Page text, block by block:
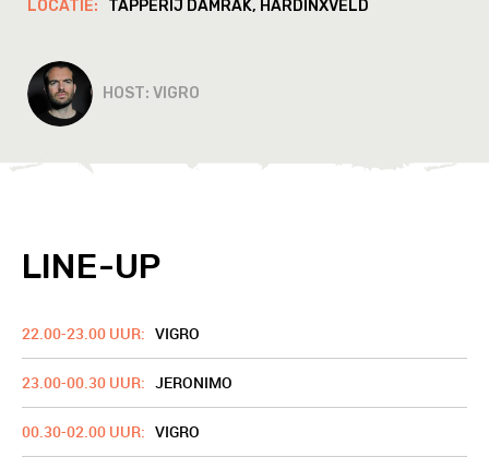
LOCATIE: TAPPERIJ DAMRAK, HARDINXVELD
HOST: VIGRO
LINE-UP
22.00-23.00 UUR: VIGRO
23.00-00.30 UUR: JERONIMO
00.30-02.00 UUR: VIGRO